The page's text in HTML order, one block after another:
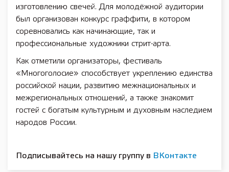
изготовлению свечей. Для молодёжной аудитории
был организован конкурс граффити, в котором
соревновались как начинающие, так и
профессиональные художники стрит-арта.
Как отметили организаторы, фестиваль
«Многоголосие» способствует укреплению единства
российской нации, развитию межнациональных и
межрегиональных отношений, а также знакомит
гостей с богатым культурным и духовным наследием
народов России.
Подписывайтесь на нашу группу в ВКонтакте